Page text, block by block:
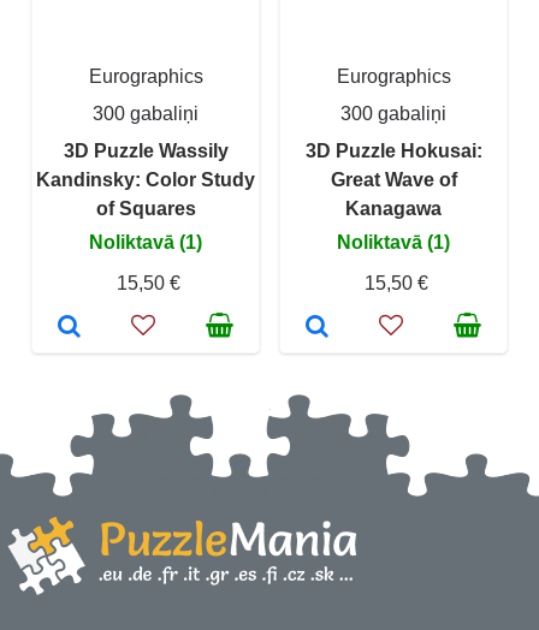
Eurographics
300 gabaliņi
3D Puzzle Wassily
Kandinsky: Color Study
of Squares
Noliktavā (1)
15,50 €
Eurographics
300 gabaliņi
3D Puzzle Hokusai:
Great Wave of
Kanagawa
Noliktavā (1)
15,50 €